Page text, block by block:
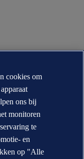
cookies om
ons bij
monitoren
te
en
op "Alle